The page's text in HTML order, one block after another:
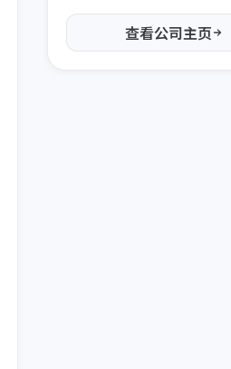
查看公司主页